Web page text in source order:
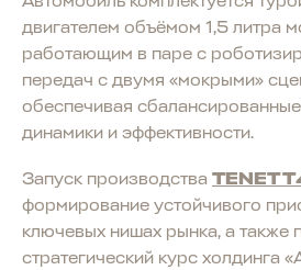
двигателем объёмом 1,5 литра
работающим в паре с
передач с двумя «мокрыми»
обеспечивая
динамики и эффективности.
Запуск производства TENET
формирование устойчивого
ключевых нишах рынка, а также
стратегический курс холдинга